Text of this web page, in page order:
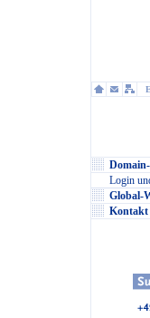
Login
Global-
Kontakt